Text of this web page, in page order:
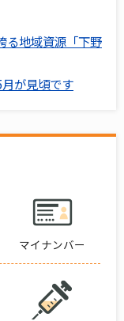
る地域資源「下野
が見頃です
マイナンバー